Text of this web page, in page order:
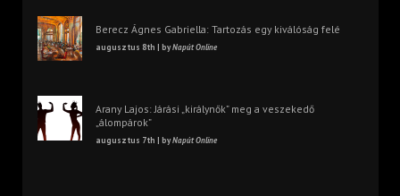
Berecz Ágnes Gabriella: Tartozás egy kiválóság felé
augusztus 8th | byNapút Online
Arany Lajos: Járási „királynők” meg a veszekedő
„álompárok”
augusztus 7th | byNapút Online